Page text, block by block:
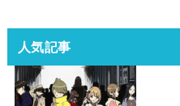
人気記事